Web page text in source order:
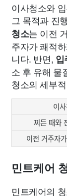
이사청소와
그 목적과 진
청소는 이전
주자가 쾌적
니다. 반면, 입
소 후 유해 물
청소의 세부
이
찌든 때와
이전 거주자
민트케어
민트케어의